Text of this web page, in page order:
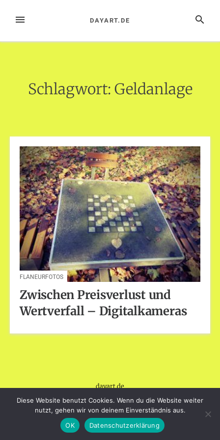
InhaltMENÜ SUCHE
DAYART.DE
Schlagwort: Geldanlage
FLANEURFOTOS
Zwischen Preisverlust und
Wertverfall – Digitalkameras
dayart.de
BlogOnYourOwn.com.
Diese Website benutzt Cookies. Wenn du die Website weiter
nutzt, gehen wir von deinem Einverständnis aus.
OK
Datenschutzerklärung